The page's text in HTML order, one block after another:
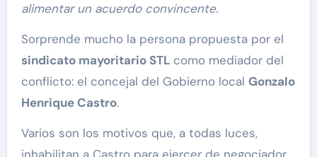
alimentar un acuerdo convincente.
Sorprende mucho la persona propuesta por el
sindicato mayoritario STL como mediador del
conflicto: el concejal del Gobierno local Gonzalo
Henrique Castro.
Varios son los motivos que, a todas luces,